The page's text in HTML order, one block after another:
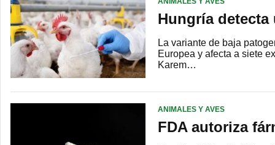
Hungría
La variante de baja
Europea y afecta a siete
Karem…
ANIMALES Y AVES
FDA autoriza